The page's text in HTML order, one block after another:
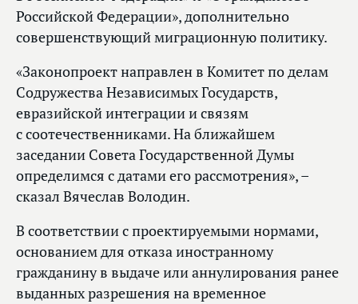
Российской Федерации», дополнительно
совершенствующий миграционную политику.
«Законопроект направлен в Комитет по делам
Содружества Независимых Государств,
евразийской интеграции и связям
с соотечественниками. На ближайшем
заседании Совета Государственной Думы
определимся с датами его рассмотрения», –
сказал Вячеслав Володин.
В соответствии с проектируемыми нормами,
основанием для отказа иностранному
гражданину в выдаче или аннулирования ранее
выданных разрешения на временное